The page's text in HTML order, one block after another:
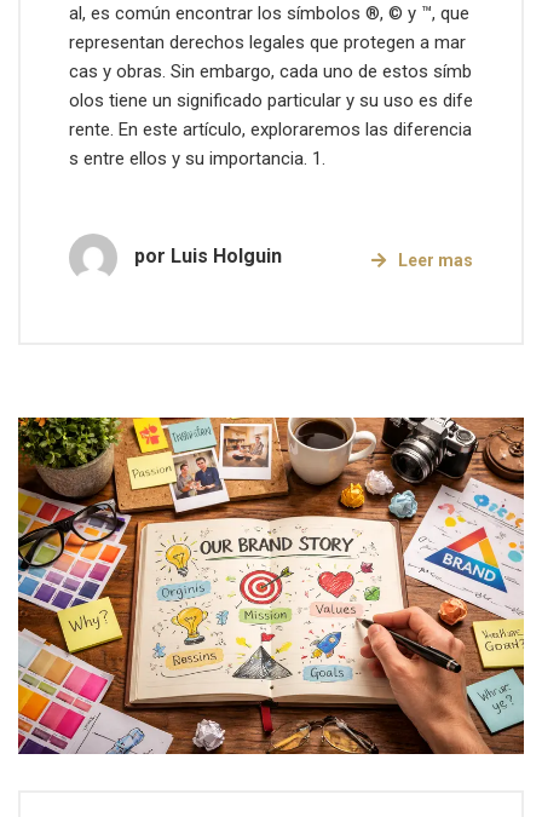
al, es común encontrar los símbolos ®, © y ™, que
representan derechos legales que protegen a mar
cas y obras. Sin embargo, cada uno de estos símb
olos tiene un significado particular y su uso es dife
rente. En este artículo, exploraremos las diferencia
s entre ellos y su importancia. 1.
por Luis Holguin Leer mas